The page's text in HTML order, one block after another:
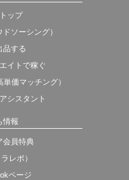
ップ
ソーシング）
品する
イトで稼ぐ
価マッチング）
シスタント
情報
会員特典
レポ）
ページ